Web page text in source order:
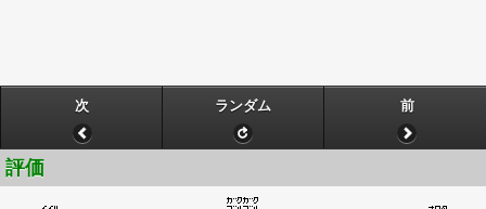
次 ランダム 前
評価